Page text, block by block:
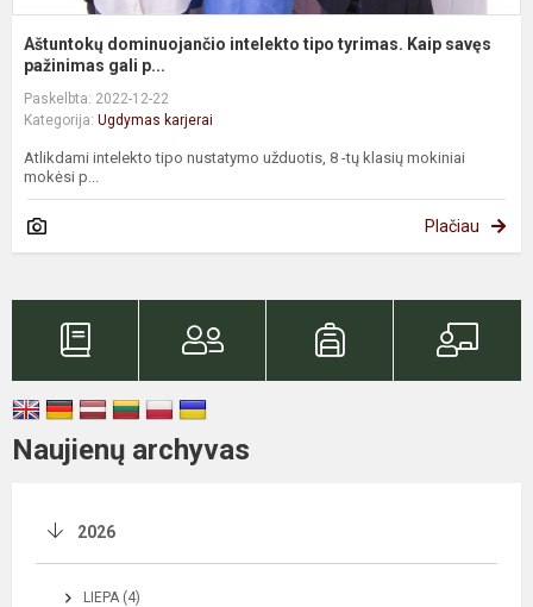
Aštuntokų dominuojančio intelekto tipo tyrimas. Kaip savęs
pažinimas gali p...
Paskelbta: 2022-12-22
Kategorija: Ugdymas karjerai
Atlikdami intelekto tipo nustatymo užduotis, 8 -tų klasių mokiniai
mokėsi p...
Plačiau
Naujienų archyvas
2026
LIEPA (4)